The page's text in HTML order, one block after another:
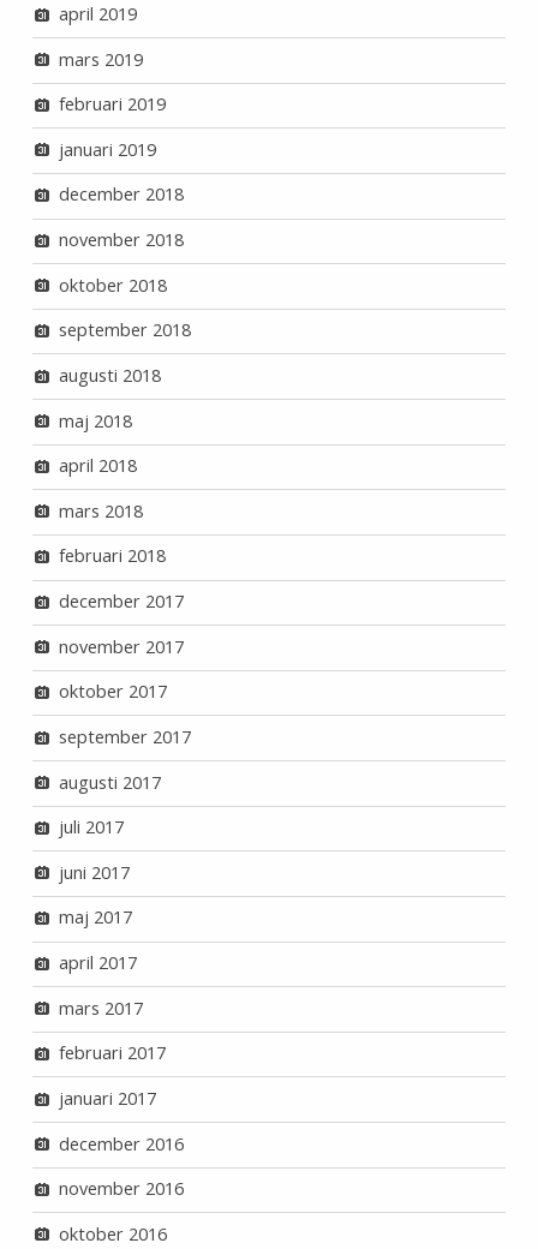
april 2019
mars 2019
februari 2019
januari 2019
december 2018
november 2018
oktober 2018
september 2018
augusti 2018
maj 2018
april 2018
mars 2018
februari 2018
december 2017
november 2017
oktober 2017
september 2017
augusti 2017
juli 2017
juni 2017
maj 2017
april 2017
mars 2017
februari 2017
januari 2017
december 2016
november 2016
oktober 2016